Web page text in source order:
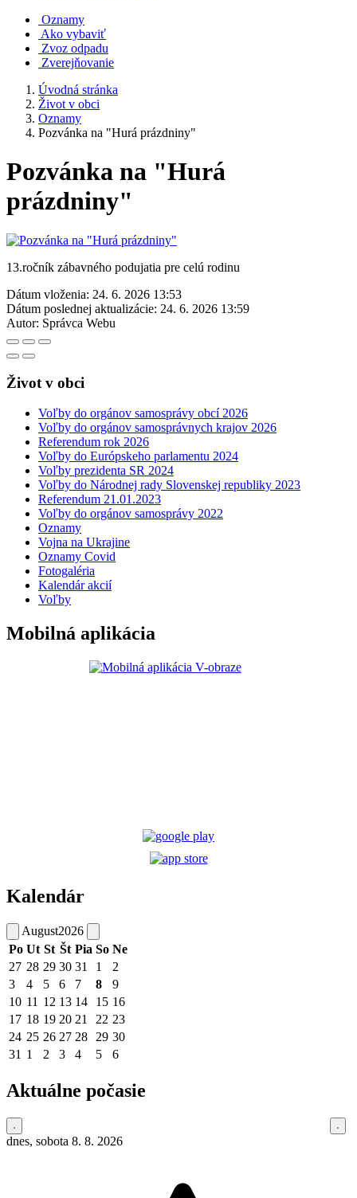
Oznamy
Ako vybaviť
Zvoz odpadu
Zverejňovanie
Úvodná stránka
Život v obci
Oznamy
Pozvánka na "Hurá prázdniny"
Pozvánka na "Hurá
prázdniny"
13.ročník zábavného podujatia pre celú rodinu
Dátum vloženia: 24. 6. 2026 13:53
Dátum poslednej aktualizácie: 24. 6. 2026 13:59
Autor: Správca Webu
Život v obci
Voľby do orgánov samosprávy obcí 2026
Voľby do orgánov samosprávnych krajov 2026
Referendum rok 2026
Voľby do Európskeho parlamentu 2024
Voľby prezidenta SR 2024
Voľby do Národnej rady Slovenskej republiky 2023
Referendum 21.01.2023
Voľby do orgánov samosprávy 2022
Oznamy
Vojna na Ukrajine
Oznamy Covid
Fotogaléria
Kalendár akcií
Voľby
Mobilná aplikácia
Kalendár
August2026
Po Ut St Št Pia So Ne
27 28 29 30 31 1
2
3
4 5 6 7 8
9
10 11 12 13 14 15 16
17 18 19 20 21 22 23
24 25 26 27 28 29 30
31 1 2 3 4 5 6
Aktuálne počasie
dnes, sobota 8. 8. 2026